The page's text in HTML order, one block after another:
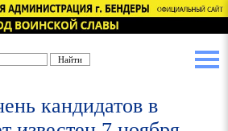
кандидатов в